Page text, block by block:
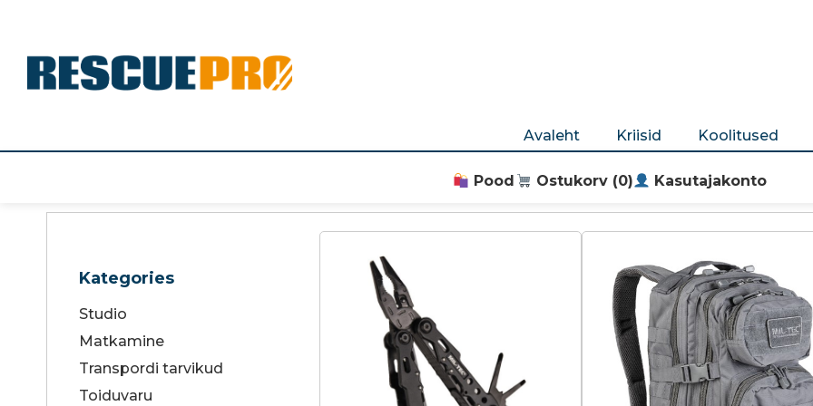
Avaleht Kriisid Koolitused
Pood Ostukorv (0) Kasutajakonto
Kategories
Studio
Matkamine
Transpordi tarvikud
Toiduvaru